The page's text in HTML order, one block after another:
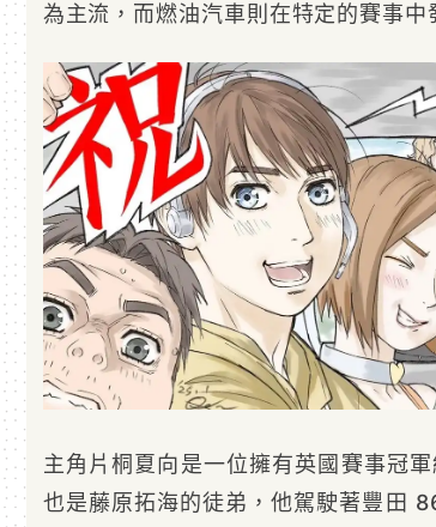
為主流，而燃油汽車則在特定的賽事中
主角片桐夏向是一位擁有英國賽事冠
也是藤原拓海的徒弟，他駕駛著豐田